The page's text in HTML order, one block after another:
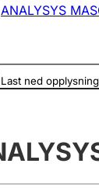
ANALYSYS
Last ned er skjult